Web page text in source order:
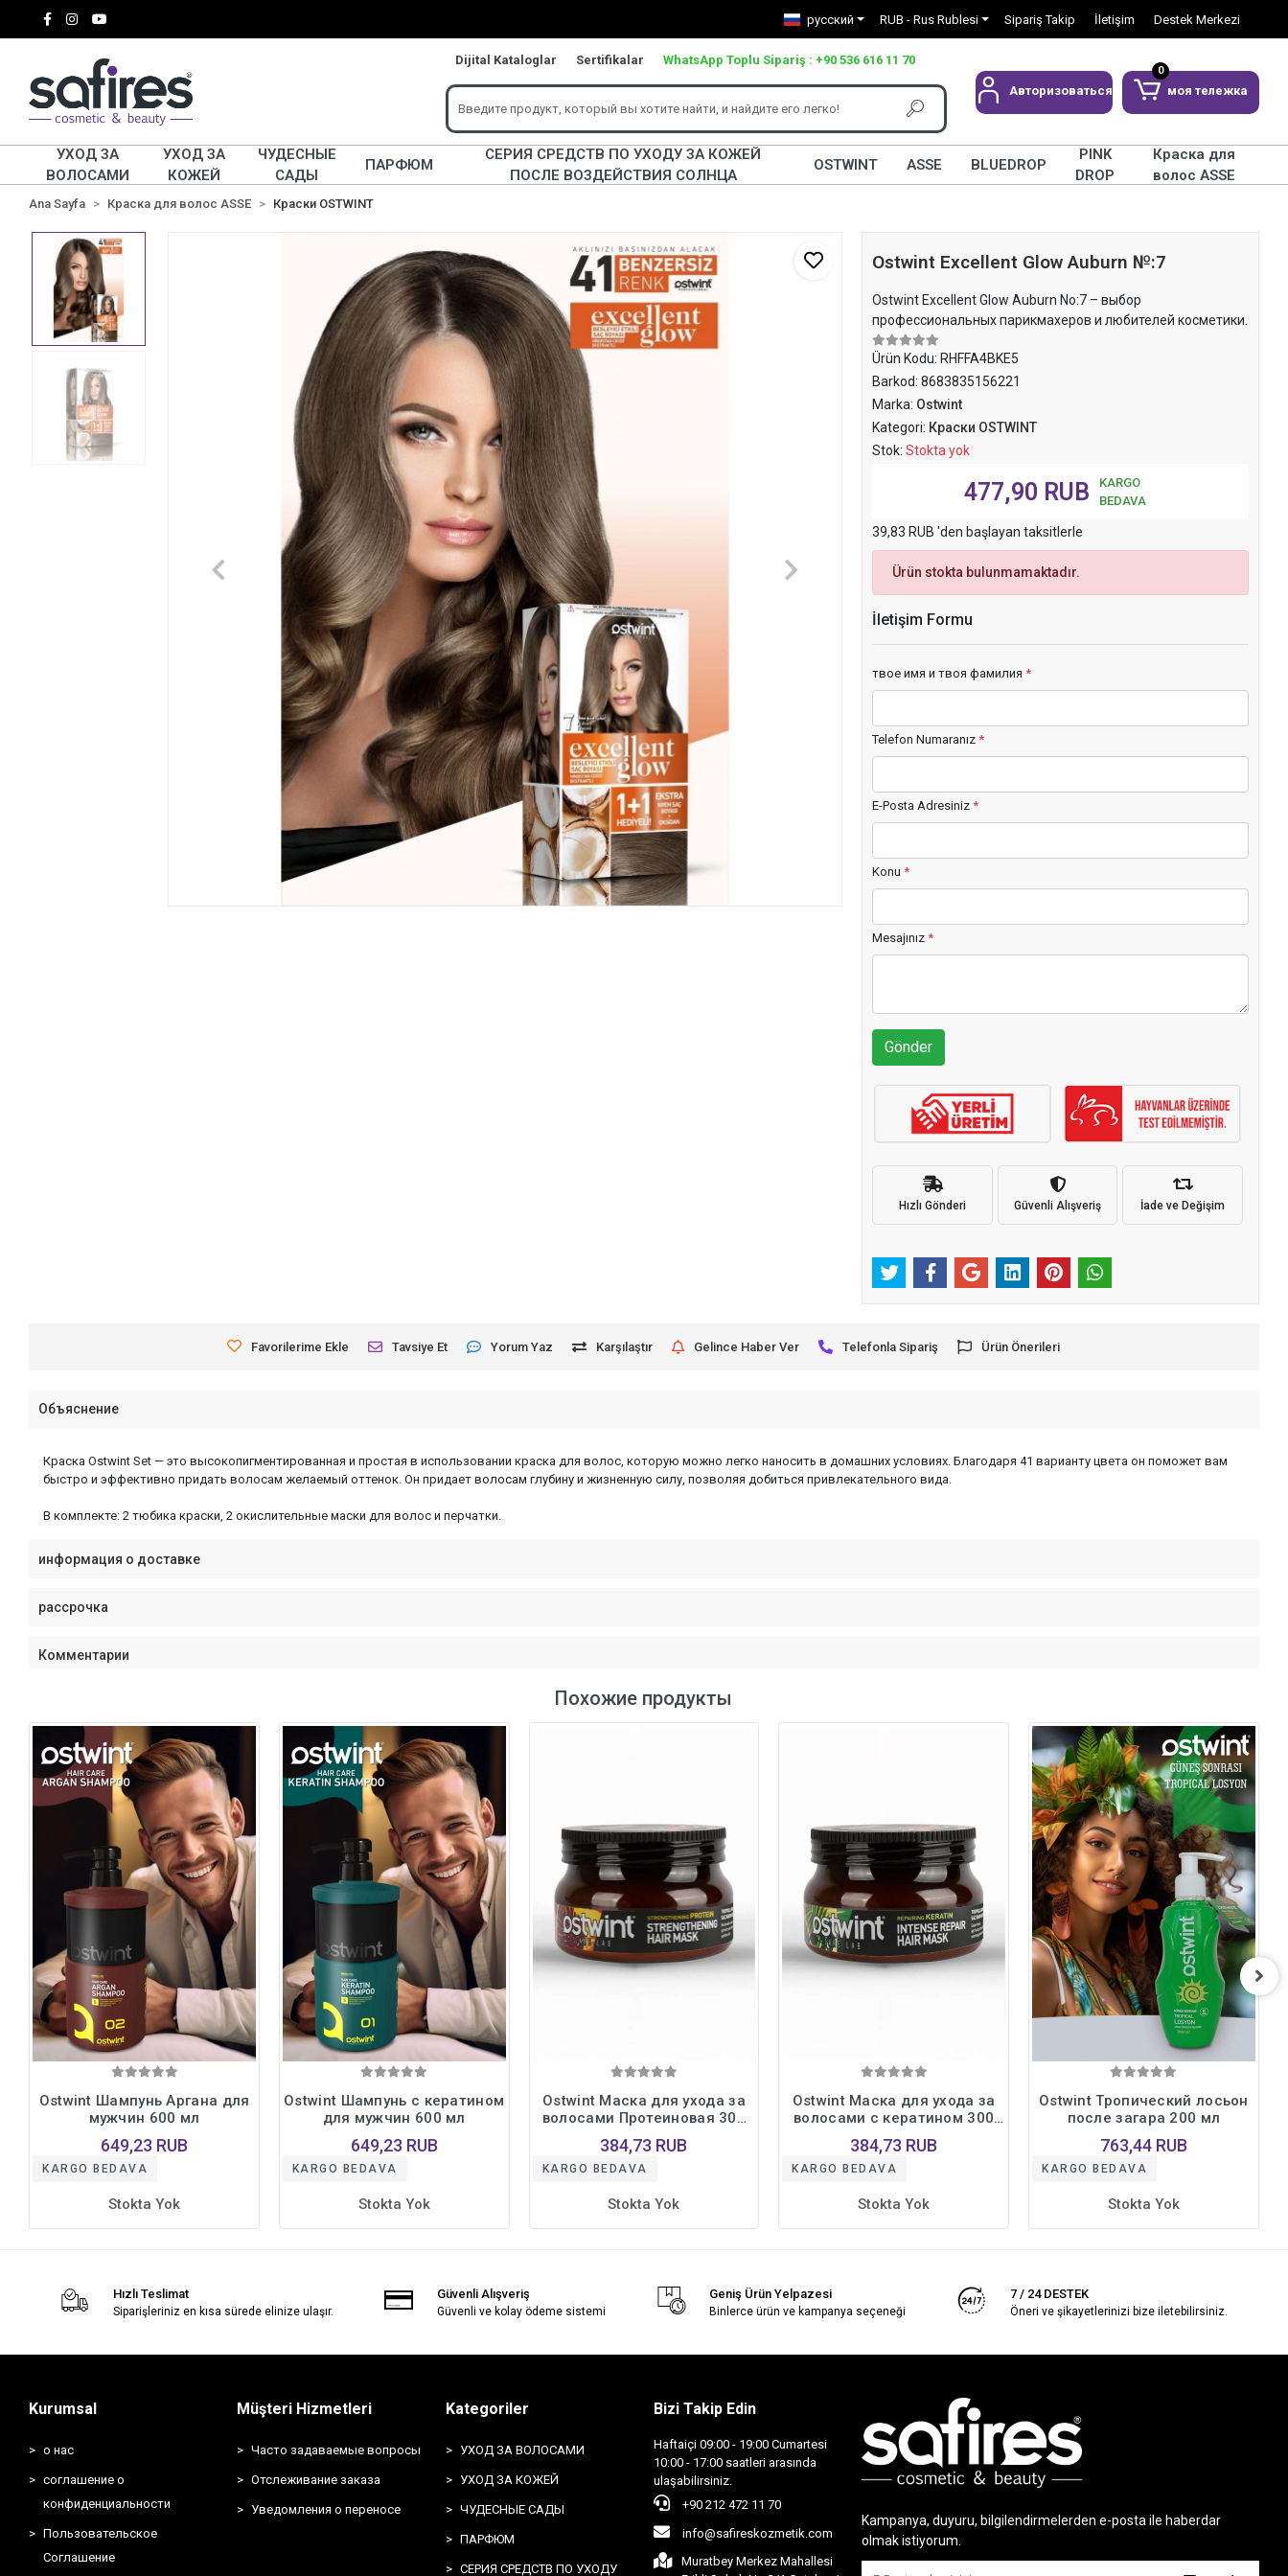
русский RUB - Rus Rublesi Sipariş Takip İletişim Destek Merkezi
Dijital Kataloglar Sertifikalar WhatsApp Toplu Sipariş : +90 536 616 11 70
Авторизоваться
0
моя тележка
УХОД ЗА
ВОЛОСАМИ
УХОД ЗА
КОЖЕЙ
ЧУДЕСНЫЕ
САДЫ
ПАРФЮМ
СЕРИЯ СРЕДСТВ ПО УХОДУ ЗА КОЖЕЙ
ПОСЛЕ ВОЗДЕЙСТВИЯ СОЛНЦА
OSTWINT ASSE BLUEDROP
PINK
DROP
Краска для
волос ASSE
Ana Sayfa Краска для волос ASSE Краски OSTWINT
Ostwint Excellent Glow Auburn №:7
Ostwint Excellent Glow Auburn No:7 – выбор
профессиональных парикмахеров и любителей косметики.
Ürün Kodu: RHFFA4BKE5
Barkod:8683835156221
Marka: Ostwint
Kategori: Краски OSTWINT
Stok:Stokta yok
477,90 RUB
KARGO
BEDAVA
39,83 RUB 'den başlayan taksitlerle
Ürün stokta bulunmamaktadır.
İletişim Formu
твое имя и твоя фамилия*
Telefon Numaranız*
E-Posta Adresiniz*
Konu*
Mesajınız*
Gönder
Hızlı Gönderi Güvenli Alışveriş İade ve Değişim
Favorilerime Ekle Tavsiye Et Yorum Yaz Karşılaştır Gelince Haber Ver Telefonla Sipariş Ürün Önerileri
Объяснение
Краска Ostwint Set — это высокопигментированная и простая в использовании краска для волос, которую можно легко наносить в домашних условиях. Благодаря 41 варианту цвета он поможет вам
быстро и эффективно придать волосам желаемый оттенок. Он придает волосам глубину и жизненную силу, позволяя добиться привлекательного вида.
В комплекте: 2 тюбика краски, 2 окислительные маски для волос и перчатки.
информация о доставке
рассрочка
Комментарии
Похожие продукты
Ostwint Шампунь Аргана для
мужчин 600 мл
649,23 RUB
KARGO BEDAVA
Stokta Yok
Ostwint Шампунь с кератином
для мужчин 600 мл
649,23 RUB
KARGO BEDAVA
Stokta Yok
Ostwint Маска для ухода за
волосами Протеиновая 300
мл
384,73 RUB
KARGO BEDAVA
Stokta Yok
Ostwint Маска для ухода за
волосами с кератином 300
мл
384,73 RUB
KARGO BEDAVA
Stokta Yok
Ostwint Тропический лосьон
после загара 200 мл
763,44 RUB
KARGO BEDAVA
Stokta Yok
Hızlı Teslimat
Siparişleriniz en kısa sürede elinize ulaşır.
Güvenli Alışveriş
Güvenli ve kolay ödeme sistemi
Geniş Ürün Yelpazesi
Binlerce ürün ve kampanya seçeneği
7 / 24 DESTEK
Öneri ve şikayetlerinizi bize iletebilirsiniz.
Kurumsal
о нас
соглашение о
конфиденциальности
Пользовательское
Соглашение
Müşteri Hizmetleri
Часто задаваемые вопросы
Отслеживание заказа
Уведомления о переносе
Kategoriler
УХОД ЗА ВОЛОСАМИ
УХОД ЗА КОЖЕЙ
ЧУДЕСНЫЕ САДЫ
ПАРФЮМ
СЕРИЯ СРЕДСТВ ПО УХОДУ
Bizi Takip Edin
Haftaiçi 09:00 - 19:00 Cumartesi
10:00 - 17:00 saatleri arasında
ulaşabilirsiniz.
+90 212 472 11 70
info@safireskozmetik.com
Muratbey Merkez Mahallesi
Kampanya, duyuru, bilgilendirmelerden e-posta ile haberdar
olmak istiyorum.